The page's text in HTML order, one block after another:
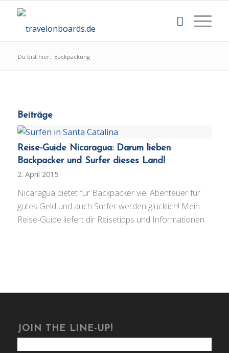
Du bist hier: Backpackung
Beiträge
Reise-Guide Nicaragua: Darum lieben
Backpacker und Surfer dieses Land!
2. April 2015
Nicaragua bietet für Backpacker viel Abenteuer für
gutes Geld und auch Surfer werden glücklich! Mein
Reise-Guide liefert dir Reisetipps und Informationen.
JOIN THE LINE-UP!